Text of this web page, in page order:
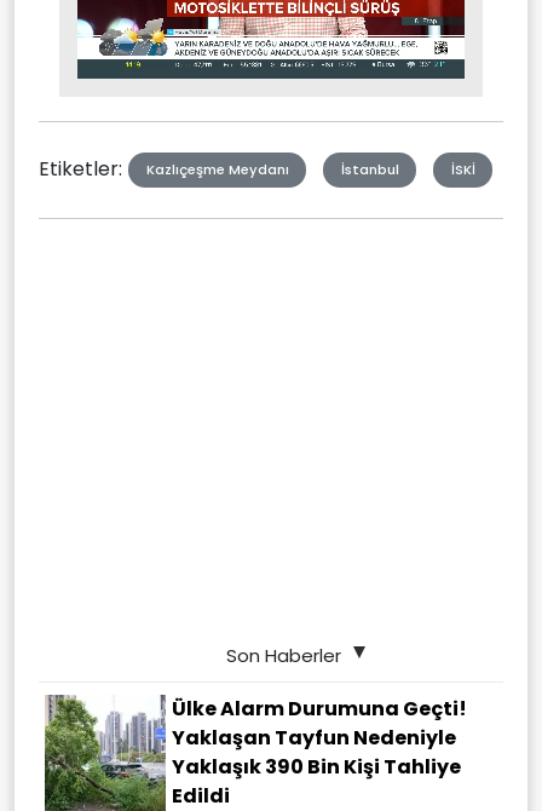
Mute Stream
Etiketler: Kazlıçeşme Meydanı İstanbul İSKİ
Son Haberler
Ülke Alarm Durumuna Geçti!
Yaklaşan Tayfun Nedeniyle
Yaklaşık 390 Bin Kişi Tahliye
Edildi